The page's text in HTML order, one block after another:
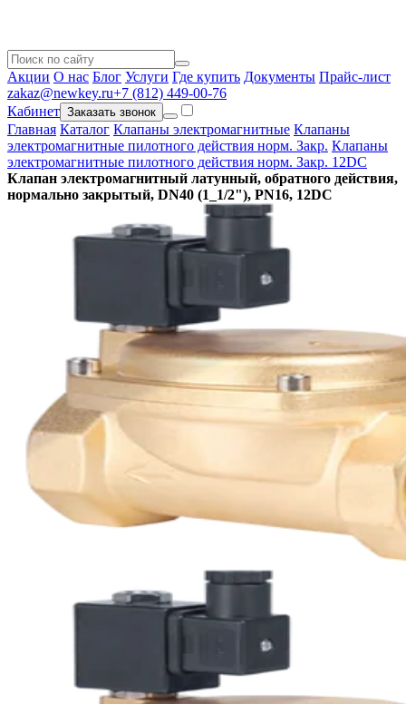
Акции О нас Блог Услуги Где купить Документы Прайс-лист
zakaz@newkey.ru+7 (812) 449-00-76
Кабинет Заказать звонок
Главная Каталог Клапаны электромагнитные Клапаны
электромагнитные пилотного действия норм. Закр. Клапаны
электромагнитные пилотного действия норм. Закр. 12DC
Клапан электромагнитный латунный, обратного действия,
нормально закрытый, DN40 (1_1/2"), PN16, 12DC